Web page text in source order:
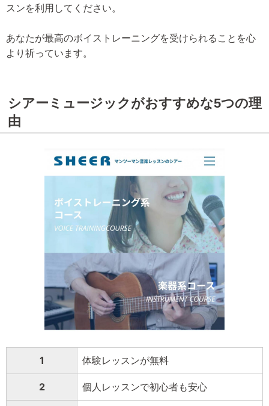
スンを利用してください。
あなたが最高のボイストレーニングを受けられることを心
より祈っています。
シアーミュージックがおすすめな5つの理
由
1 体験レッスンが無料
2 個人レッスンで初心者も安心